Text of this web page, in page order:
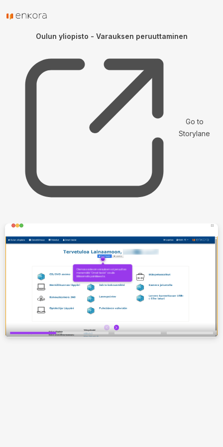
Oulun yliopisto - Varauksen peruuttaminen
Go to
Storylane